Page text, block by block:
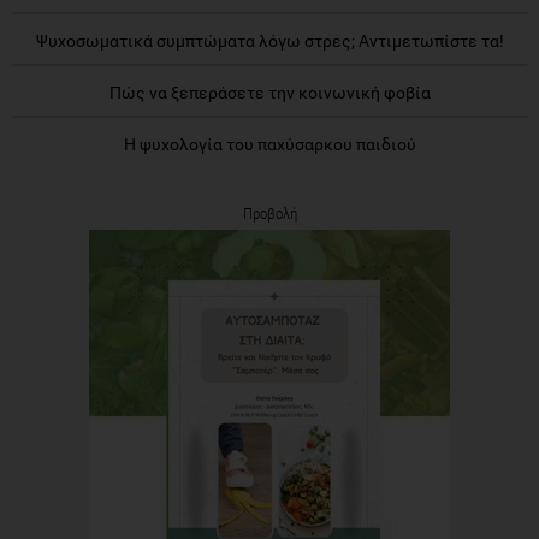
Ψυχοσωματικά συμπτώματα λόγω στρες; Αντιμετωπίστε τα!
Πώς να ξεπεράσετε την κοινωνική φοβία
Η ψυχολογία του παχύσαρκου παιδιού
Προβολή